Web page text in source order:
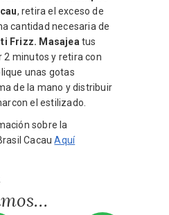
, retira el exceso de
cantidad necesaria de
Frizz. Masajea tus
2 minutos y retira con
unas gotas
de la mano y distribuir
el estilizado.
sobre la
CacauAquí